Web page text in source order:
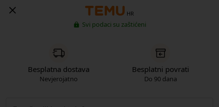
HR
Svi podaci su zaštićeni
Besplatna dostava
Nevjerojatno
Besplatni povrati
Do 90 dana